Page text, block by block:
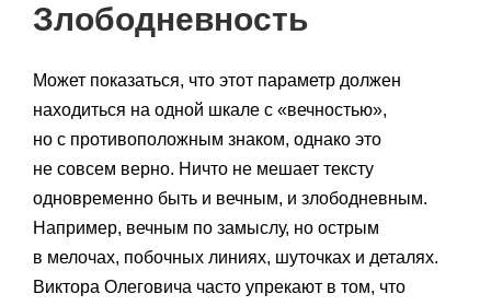
Злободневность
Может показаться, что этот параметр должен
находиться на одной шкале с «вечностью»,
но с противоположным знаком, однако это
не совсем верно. Ничто не мешает тексту
одновременно быть и вечным, и злободневным.
Например, вечным по замыслу, но острым
в мелочах, побочных линиях, шуточках и деталях.
Виктора Олеговича часто упрекают в том, что